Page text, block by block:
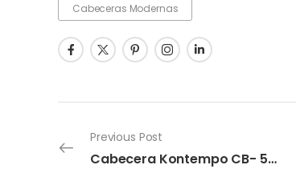
Cabeceras Modernas
Previous Post
Cabecera Kontempo CB- 50 Q.S